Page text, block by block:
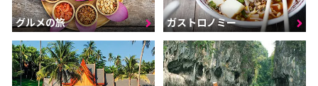
グルメの旅 ガストロノミー